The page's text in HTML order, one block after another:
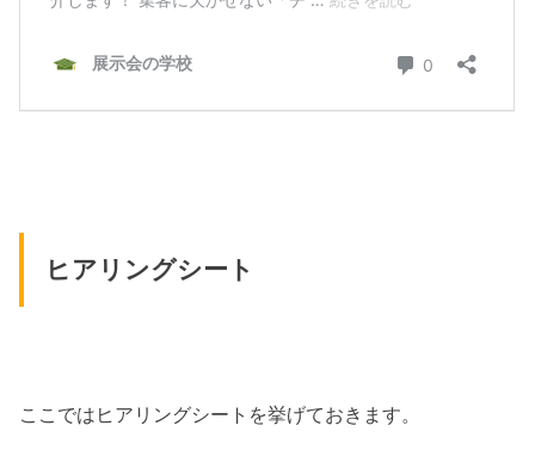
ヒアリングシート
ここではヒアリングシートを挙げておきます。